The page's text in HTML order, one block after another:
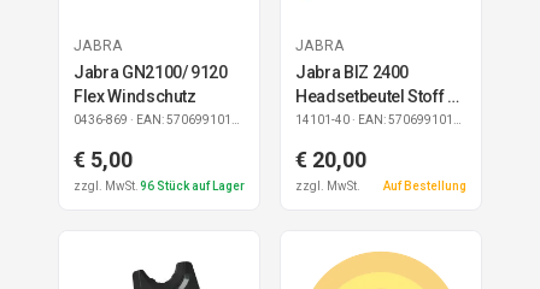
JABRA
Jabra GN2100/ 9120
Flex Windschutz
0436-869 · EAN: 5706991015881
€ 5,00
zzgl. MwSt. 96 Stück auf Lager
JABRA
Jabra BIZ 2400
Headsetbeutel Stoff 10
Stück
14101-40 · EAN: 5706991017267
€ 20,00
zzgl. MwSt. Auf Bestellung